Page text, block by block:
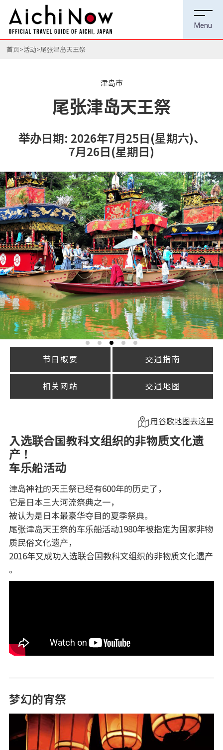
首页 活动 尾张津岛天王祭
津岛市
尾张津岛天王祭
举办日期: 2026年7月25日(星期六)、
7月26日(星期日)
节日概要 交通指南
相关网站 交通地图
用谷歌地图去这里
入选联合国教科文组织的非物质文化遗
产！
车乐船活动
津岛神社的天王祭已经有600年的历史了，
它是日本三大河流祭典之一，
被认为是日本最豪华夺目的夏季祭典。
尾张津岛天王祭的车乐船活动1980年被指定为国家非物
质民俗文化遗产，
2016年又成功入选联合国教科文组织的非物质文化遗产
。
梦幻的宵祭